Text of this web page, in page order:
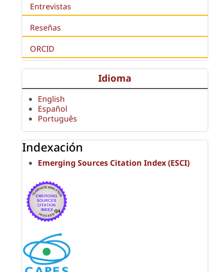
Entrevistas
Reseñas
ORCID
Idioma
English
Español
Português
Indexación
Emerging Sources Citation Index (ESCI)